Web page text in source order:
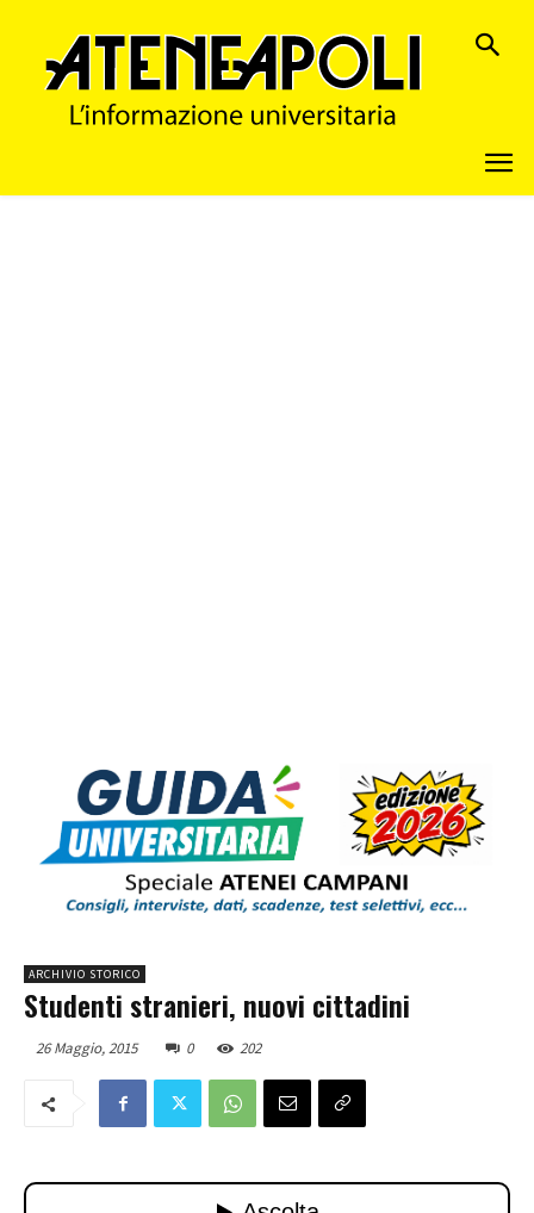
ARCHIVIO STORICO
Studenti stranieri, nuovi cittadini
26 Maggio, 2015 0 202